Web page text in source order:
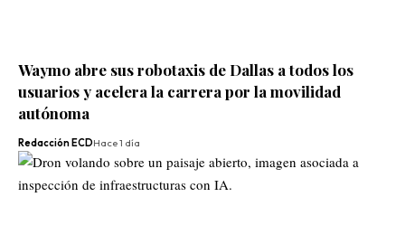
Waymo abre sus robotaxis de Dallas a todos los
usuarios y acelera la carrera por la movilidad
autónoma
Redacción ECDHace 1 día